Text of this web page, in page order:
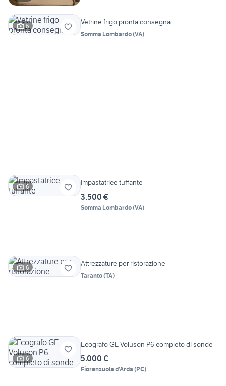
6 Vetrine frigo pronta consegna
Somma Lombardo(VA)
6 Impastatrice tuffante
3.500 €
Somma Lombardo(VA)
6 Attrezzature per ristorazione
Taranto(TA)
6
Ecografo GE Voluson P6 completo di sonde
5.000 €
Fiorenzuola d'Arda (PC)